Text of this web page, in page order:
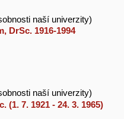
naší univerzity)
DrSc. 1916-1994
naší univerzity)
(1. 7. 1921 - 24. 3. 1965)